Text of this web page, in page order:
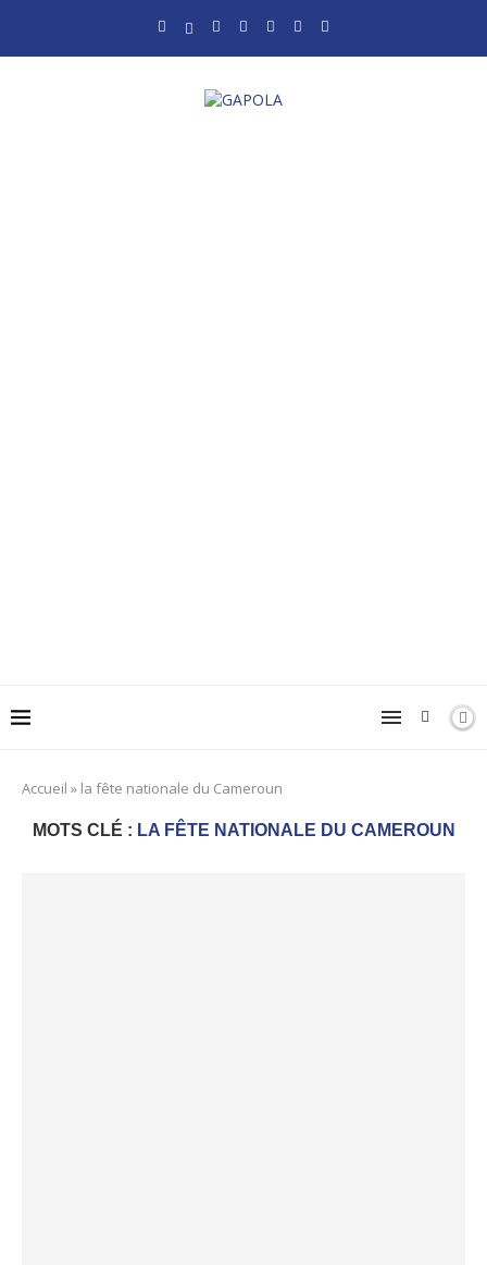
Accueil » la fête nationale du Cameroun
MOTS CLÉ : LA FÊTE NATIONALE DU CAMEROUN